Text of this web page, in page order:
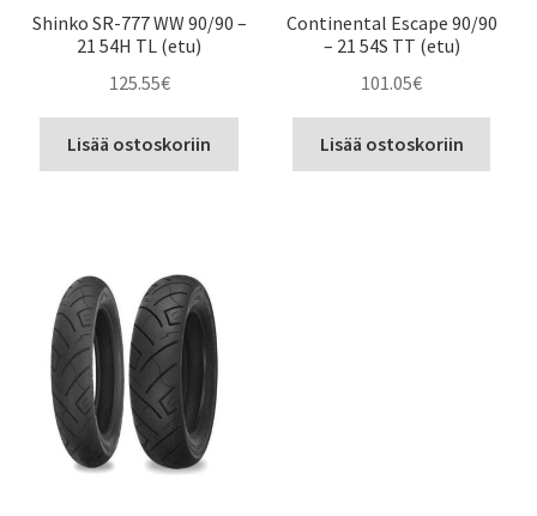
Shinko SR-777 WW 90/90 –
21 54H TL (etu)
125.55€
Lisää ostoskoriin
Continental Escape 90/90
– 21 54S TT (etu)
101.05€
Lisää ostoskoriin